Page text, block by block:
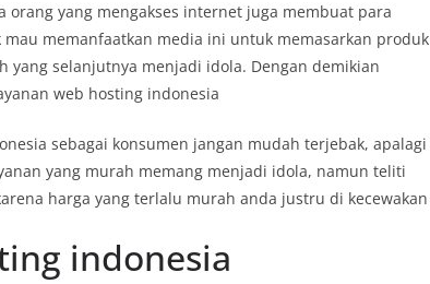
orang yang mengakses internet juga membuat para
memanfaatkan media ini untuk memasarkan produk
yang selanjutnya menjadi idola. Dengan demikian
web hosting indonesia
sebagai konsumen jangan mudah terjebak, apalagi
yang murah memang menjadi idola, namun teliti
harga yang terlalu murah anda justru di kecewakan
indonesia